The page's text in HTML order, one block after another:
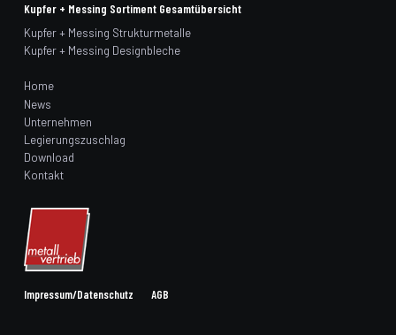
Kupfer + Messing Sortiment Gesamtübersicht
Kupfer + Messing Strukturmetalle
Kupfer + Messing Designbleche
Home
News
Unternehmen
Legierungszuschlag
Download
Kontakt
Impressum/Datenschutz AGB